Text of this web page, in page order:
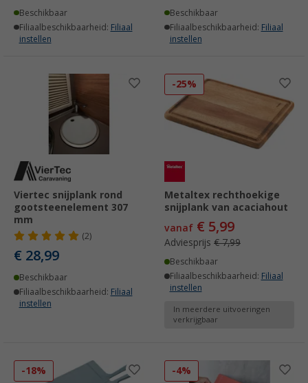
Beschikbaar
Filiaalbeschikbaarheid: Filiaal
instellen
Beschikbaar
Filiaalbeschikbaarheid: Filiaal
instellen
Viertec snijplank rond
gootsteenelement 307
mm
(2)
€ 28,99
Beschikbaar
Filiaalbeschikbaarheid: Filiaal
instellen
-25%
Metaltex rechthoekige
snijplank van acaciahout
vanaf € 5,99
Adviesprijs € 7,99
Beschikbaar
Filiaalbeschikbaarheid: Filiaal
instellen
In meerdere uitvoeringen
verkrijgbaar
-18% -4%